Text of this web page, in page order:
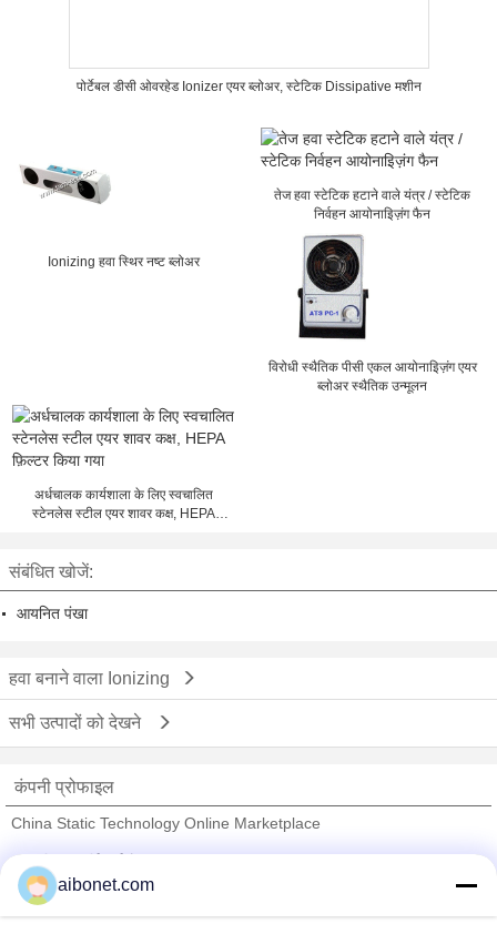
पोर्टेबल डीसी ओवरहेड Ionizer एयर ब्लोअर, स्टेटिक Dissipative मशीन
Ionizing हवा स्थिर नष्ट ब्लोअर
तेज हवा स्टेटिक हटाने वाले यंत्र / स्टेटिक
निर्वहन आयोनाइिज़ंग फैन
विरोधी स्थैतिक पीसी एकल आयोनाइिज़ंग एयर
ब्लोअर स्थैतिक उन्मूलन
अर्धचालक कार्यशाला के लिए स्वचालित
स्टेनलेस स्टील एयर शावर कक्ष, HEPA
संबंधित खोजें:
आयनित पंखा
हवा बनाने वाला Ionizing
सभी उत्पादों को देखने
कंपनी प्रोफाइल
China Static Technology Online Marketplace
Trust Seal
aibonet.com